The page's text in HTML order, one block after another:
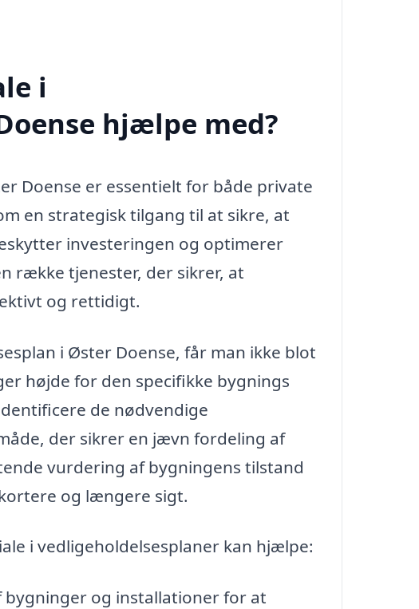
i
hjælpe med?
Doense er essentielt for både private
en strategisk tilgang til at sikre, at
investeringen og optimerer
række tjenester, der sikrer, at
og rettidigt.
i Øster Doense, får man ikke blot
højde for den specifikke bygnings
de nødvendige
der sikrer en jævn fordeling af
vurdering af bygningens tilstand
og længere sigt.
i vedligeholdelsesplaner kan hjælpe:
bygninger og installationer for at